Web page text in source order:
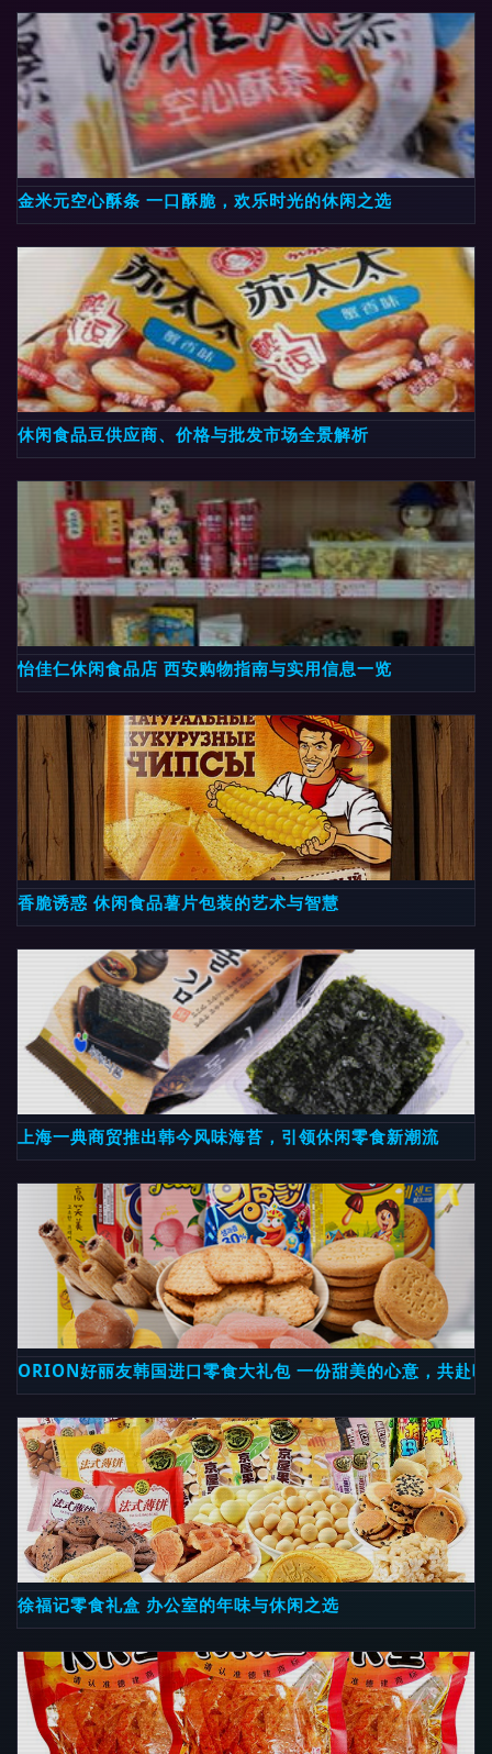
金米元空心酥条 一口酥脆，欢乐时光的休闲之选
休闲食品豆供应商、价格与批发市场全景解析
怡佳仁休闲食品店 西安购物指南与实用信息一览
香脆诱惑 休闲食品薯片包装的艺术与智慧
上海一典商贸推出韩今风味海苔，引领休闲零食新潮流
ORION好丽友韩国进口零食大礼包 一份甜美的心意，共赴
徐福记零食礼盒 办公室的年味与休闲之选